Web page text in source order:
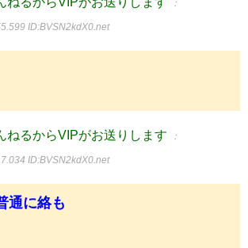
：
ID:BVSN2kdX0.net
ねるからVIPがお送りします ：
ID:BVSN2kdX0.net
通に絡も